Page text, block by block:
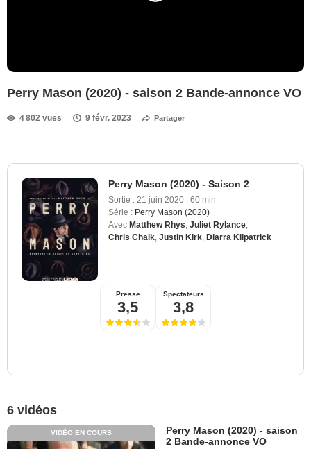
Perry Mason (2020) - saison 2 Bande-annonce VO
4 802 vues 9 févr. 2023 Partager
Perry Mason (2020) - Saison 2
Sortie : 21 juin 2020 | 60 min
Série : Perry Mason (2020)
Avec Matthew Rhys Juliet Rylance
Chris Chalk Justin Kirk Diarra Kilpatrick
Presse
3,5
Spectateurs
3,8
6 vidéos
VIDÉO EN COURS
Perry Mason (2020) - saison
2 Bande-annonce VO